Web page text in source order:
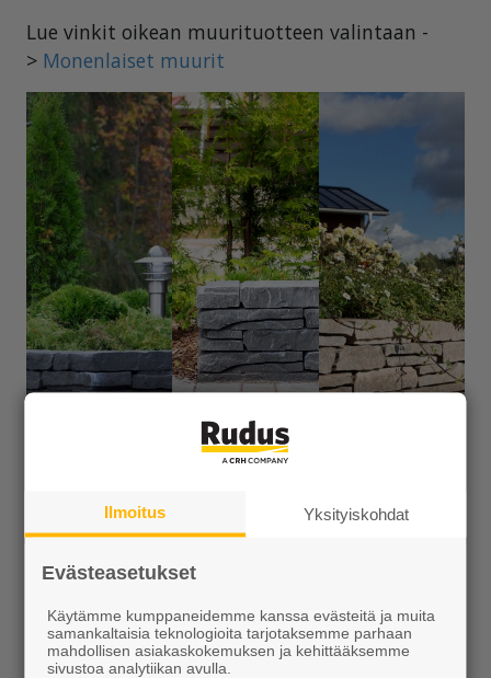
Lue vinkit oikean muurituotteen valintaan -
> Monenlaiset muurit
Saatat tarvita myös näitä tuotteita
Ilmoitus Yksityiskohdat
Evästeasetukset
Käytämme kumppaneidemme kanssa evästeitä ja muita
samankaltaisia teknologioita tarjotaksemme parhaan
mahdollisen asiakaskokemuksen ja kehittääksemme
sivustoa analytiikan avulla.